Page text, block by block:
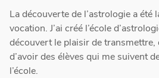
La découverte de l’astrologie a été
vocation. J’ai créé l’école
découvert le plaisir de transmettre,
d’avoir des élèves qui me suivent
l’école.